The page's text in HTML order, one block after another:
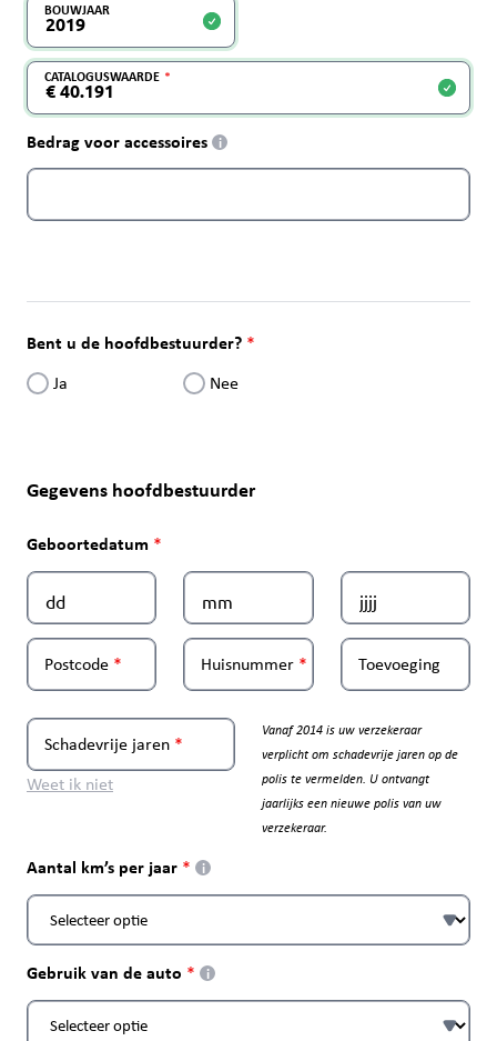
BOUWJAAR
CATALOGUSWAARDE
Bedrag voor accessoires i
Bent u de hoofdbestuurder?
Ja Nee
Gegevens hoofdbestuurder
Geboortedatum
Postcode Huisnummer Toevoeging
Schadevrije jaren
Weet ik niet
Vanaf 2014 is uw verzekeraar
verplicht om schadevrije jaren op de
polis te vermelden. U ontvangt
jaarlijks een nieuwe polis van uw
verzekeraar.
Aantal km’s per jaar i
Gebruik van de auto i